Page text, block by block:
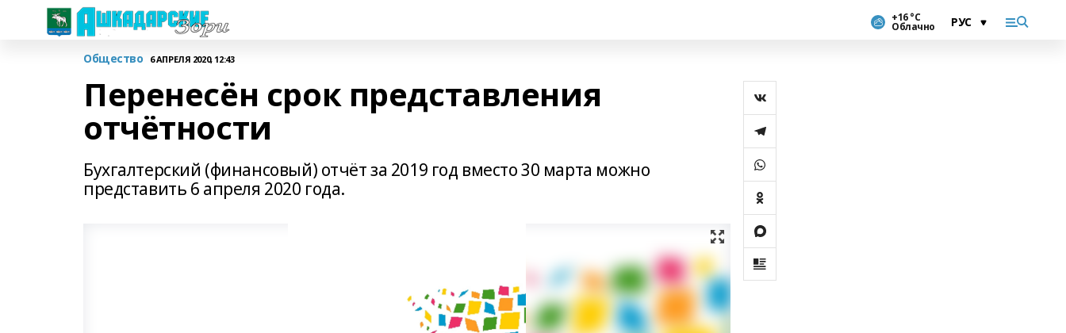
+16 °С
Облачно
Общество 6 АПРЕЛЯ 2020, 12:43
Перенесён срок представления
отчётности
Бухгалтерский (финансовый) отчёт за 2019 год вместо 30 марта можно
представить 6 апреля 2020 года.